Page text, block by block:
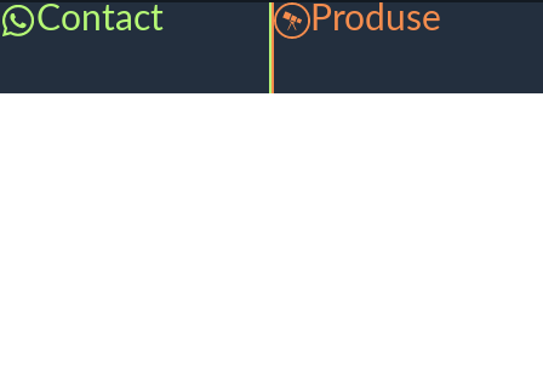
Contact Produse